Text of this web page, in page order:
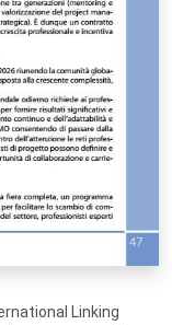
Linking